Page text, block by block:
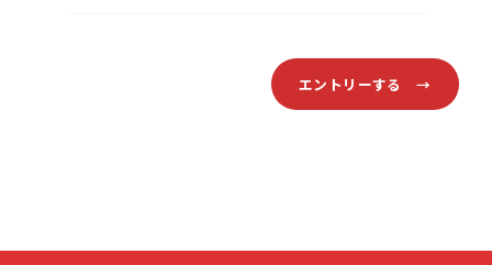
エントリーする →